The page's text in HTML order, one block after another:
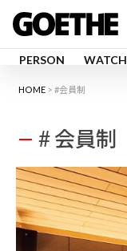
PERSON WATCH
HOME #会員制
# 会員制